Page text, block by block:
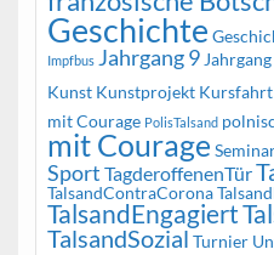
Geschichte
Impfbus Jahrgang 9
Kunst Kunstprojekt Kursfahrt
mit Courage PolisTalsand
mit Courage
Sport TagderoffenenTür
TalsandContraCorona
TalsandEngagiert
TalsandSozial Turnier